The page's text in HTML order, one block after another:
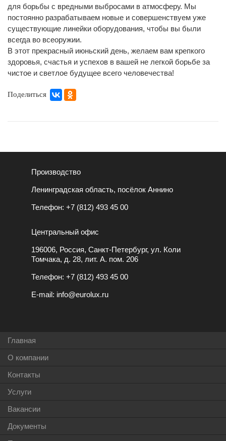
для борьбы с вредными выбросами в атмосферу. Мы
постоянно разрабатываем новые и совершенствуем уже
существующие линейки оборудования, чтобы вы были
всегда во всеоружии.
В этот прекрасный июньский день, желаем вам крепкого
здоровья, счастья и успехов в вашей не легкой борьбе за
чистое и светлое будущее всего человечества!
Поделиться
Производство
Ленинградская область, посёлок Аннино
Телефон: +7 (812) 493 45 00
Центральный офис
196006, Россия, Санкт-Петербург, ул. Коли
Томчака, д. 28, лит. А. пом. 206
Телефон: +7 (812) 493 45 00
E-mail: info@eurolux.ru
Главная
О компании
Контакты
Услуги
Вакансии
Документы